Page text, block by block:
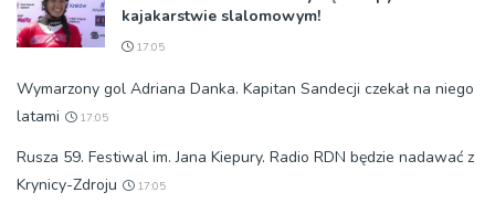
kajakarstwie slalomowym!
17:05
Wymarzony gol Adriana Danka. Kapitan Sandecji czekał na niego
latami
17:05
Rusza 59. Festiwal im. Jana Kiepury. Radio RDN będzie nadawać z
Krynicy-Zdroju
17:05